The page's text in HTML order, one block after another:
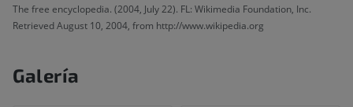
The free encyclopedia. (2004, July 22). FL: Wikimedia Foundation, Inc.
Retrieved August 10, 2004, from http://www.wikipedia.org
Galería